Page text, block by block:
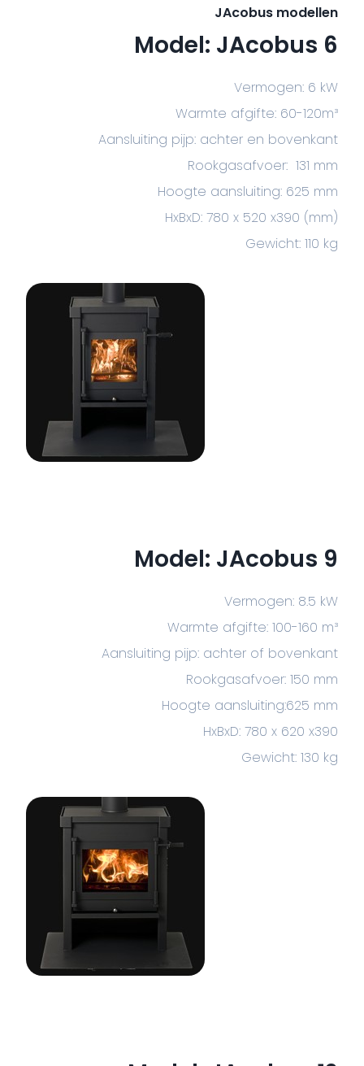
JAcobus modellen
Model: JAcobus 6
Vermogen: 6 kW
Warmte afgifte: 60-120m³
Aansluiting pijp: achter en bovenkant
Rookgasafvoer: 131 mm
Hoogte aansluiting: 625 mm
HxBxD: 780 x 520 x390 (mm)
Gewicht: 110 kg
Model: JAcobus 9
Vermogen: 8.5 kW
Warmte afgifte: 100-160 m³
Aansluiting pijp: achter of bovenkant
Rookgasafvoer: 150 mm
Hoogte aansluiting:625 mm
HxBxD: 780 x 620 x390
Gewicht: 130 kg